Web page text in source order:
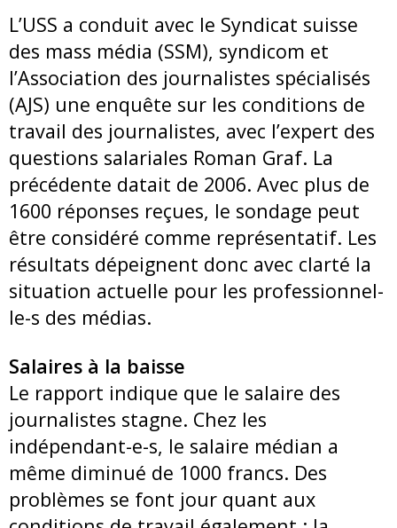
L’USS a conduit avec le Syndicat suisse
des mass média (SSM), syndicom et
l’Association des journalistes spécialisés
(AJS) une enquête sur les conditions de
travail des journalistes, avec l’expert des
questions salariales Roman Graf. La
précédente datait de 2006. Avec plus de
1600 réponses reçues, le sondage peut
être considéré comme représentatif. Les
résultats dépeignent donc avec clarté la
situation actuelle pour les professionnel-
le-s des médias.
Salaires à la baisse
Le rapport indique que le salaire des
journalistes stagne. Chez les
indépendant-e-s, le salaire médian a
même diminué de 1000 francs. Des
problèmes se font jour quant aux